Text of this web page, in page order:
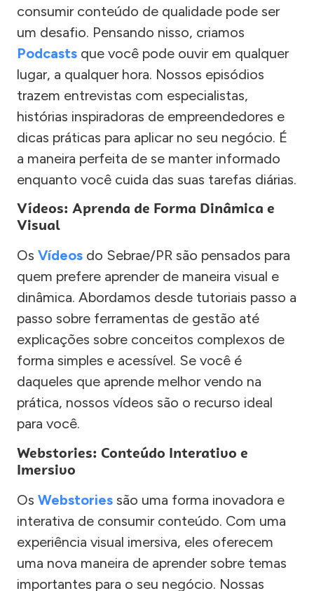
consumir conteúdo de qualidade pode ser
um desafio. Pensando nisso, criamos
Podcasts que você pode ouvir em qualquer
lugar, a qualquer hora. Nossos episódios
trazem entrevistas com especialistas,
histórias inspiradoras de empreendedores e
dicas práticas para aplicar no seu negócio. É
a maneira perfeita de se manter informado
enquanto você cuida das suas tarefas diárias.
Vídeos: Aprenda de Forma Dinâmica e
Visual
Os Vídeos do Sebrae/PR são pensados para
quem prefere aprender de maneira visual e
dinâmica. Abordamos desde tutoriais passo a
passo sobre ferramentas de gestão até
explicações sobre conceitos complexos de
forma simples e acessível. Se você é
daqueles que aprende melhor vendo na
prática, nossos vídeos são o recurso ideal
para você.
Webstories: Conteúdo Interativo e
Imersivo
Os Webstories são uma forma inovadora e
interativa de consumir conteúdo. Com uma
experiência visual imersiva, eles oferecem
uma nova maneira de aprender sobre temas
importantes para o seu negócio. Nossas